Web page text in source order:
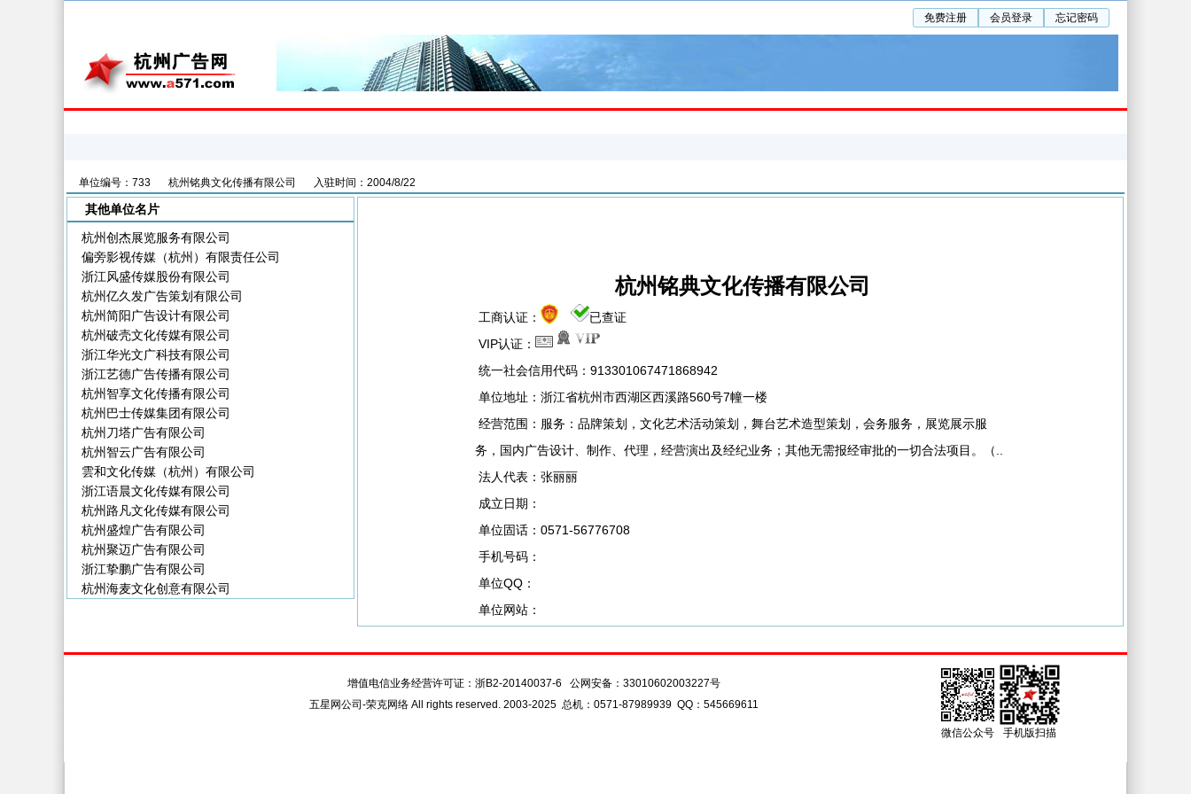
免费注册 会员登录 忘记密码
单位编号：733 杭州铭典文化传播有限公司 入驻时间：2004/8/22
其他单位名片
杭州创杰展览服务有限公司
偏旁影视传媒（杭州）有限责任公司
浙江风盛传媒股份有限公司
杭州亿久发广告策划有限公司
杭州简阳广告设计有限公司
杭州破壳文化传媒有限公司
浙江华光文广科技有限公司
浙江艺德广告传播有限公司
杭州智享文化传播有限公司
杭州巴士传媒集团有限公司
杭州刀塔广告有限公司
杭州智云广告有限公司
雲和文化传媒（杭州）有限公司
浙江语晨文化传媒有限公司
杭州路凡文化传媒有限公司
杭州盛煌广告有限公司
杭州聚迈广告有限公司
浙江挚鹏广告有限公司
杭州海麦文化创意有限公司
杭州铭典文化传播有限公司
工商认证：
已查证
VIP认证：
统一社会信用代码：913301067471868942
单位地址：浙江省杭州市西湖区西溪路560号7幢一楼
经营范围：服务：品牌策划，文化艺术活动策划，舞台艺术造型策划，会务服务，展览展示服
务，国内广告设计、制作、代理，经营演出及经纪业务；其他无需报经审批的一切合法项目。（..
法人代表：张丽丽
成立日期：
单位固话：0571-56776708
手机号码：
单位QQ：
单位网站：
增值电信业务经营许可证： 浙B2-20140037-6 公网安备： 33010602003227号
五星网公司-荣克网络 All rights reserved. 2003-2025 总机：0571-87989939 QQ：545669611
微信公众号 手机版扫描